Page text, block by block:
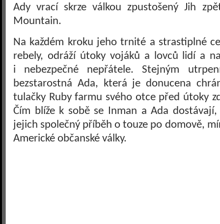
Ady vrací skrze válkou zpustošený Jih
Mountain.
Na každém kroku jeho trnité a strastiplné
rebely, odráží útoky vojáků a lovců lidí a
i nebezpečné nepřátele. Stejným
bezstarostná Ada, která je donucena
tulačky Ruby farmu svého otce před útoky
Čím blíže k sobě se Inman a Ada
jejich společný příběh o touze po domově,
Americké občanské války.